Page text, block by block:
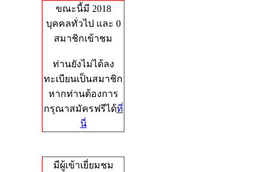
ขณะนี้มี 2018
บุคคลทั่วไป และ 0
สมาชิกเข้าชม
ท่านยังไม่ได้ลง
ทะเบียนเป็นสมาชิก
หากท่านต้องการ
กรุณาสมัครฟรีได้ที่
นี่
มีผู้เข้าเยี่ยมชม